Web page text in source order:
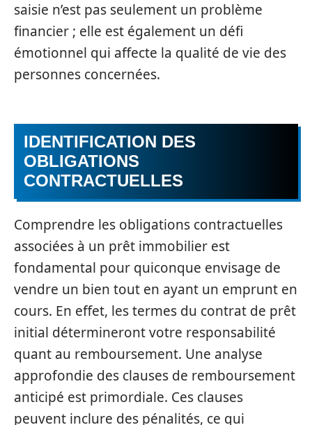
saisie n’est pas seulement un problème
financier ; elle est également un défi
émotionnel qui affecte la qualité de vie des
personnes concernées.
IDENTIFICATION DES
OBLIGATIONS
CONTRACTUELLES
Comprendre les obligations contractuelles
associées à un prêt immobilier est
fondamental pour quiconque envisage de
vendre un bien tout en ayant un emprunt en
cours. En effet, les termes du contrat de prêt
initial détermineront votre responsabilité
quant au remboursement. Une analyse
approfondie des clauses de remboursement
anticipé est primordiale. Ces clauses
peuvent inclure des pénalités, ce qui